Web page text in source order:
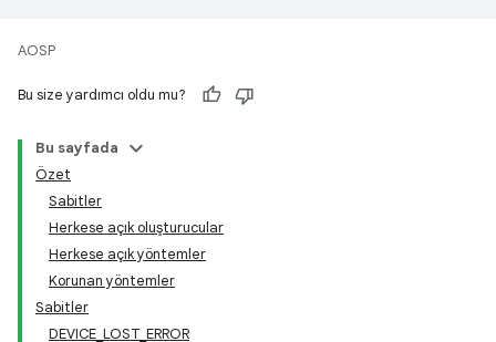
AOSP
Bu size yardımcı oldu mu?
Bu sayfada
Özet
Sabitler
Herkese açık oluşturucular
Herkese açık yöntemler
Korunan yöntemler
Sabitler
DEVICE_LOST_ERROR